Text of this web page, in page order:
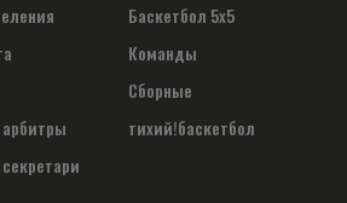
Баскетбол 5х5
Команды
Сборные
тихий!баскетбол